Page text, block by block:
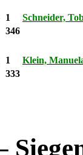
1
Schneider,
346
1
Klein,
333